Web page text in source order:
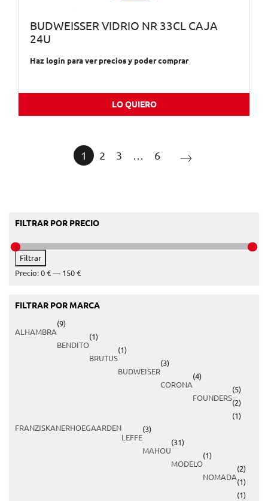
BUDWEISSER VIDRIO NR 33CL CAJA
24U
Haz login para ver precios y poder comprar
LO QUIERO
1 2 3 … 6
FILTRAR POR PRECIO
Precio
mínimo
Precio
máximo
Filtrar
Precio: 0 € — 150 €
FILTRAR POR MARCA
ALHAMBRA
(9)
BENDITO
(1)
BRUTUS
(1)
BUDWEISER
(3)
CORONA
(4)
FOUNDERS
(5)
FRANZISKANER
(2)
HOEGAARDEN
(1)
LEFFE
(3)
MAHOU
(31)
MODELO
(1)
NOMADA
(2)
(1)
(1)